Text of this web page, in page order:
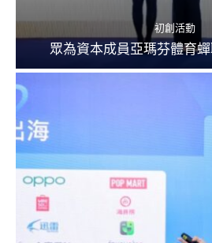
初創活動
眾為資本成員亞瑪芬體育